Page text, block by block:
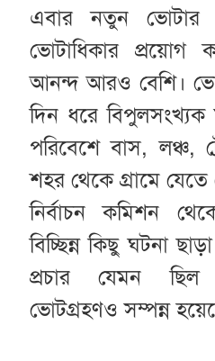
এবার নতুন ভোটার
ভোটাধিকার প্রয়োগ
আনন্দ আরও বেশি।
দিন ধরে
পরিবেশে বাস, লঞ্চ,
শহর থেকে গ্রামে যেতে
নির্বাচন কমিশন
বিচ্ছিন্ন কিছু ঘটনা
প্রচার যেমন ছিল
ভোটগ্রহণও সম্পন্ন